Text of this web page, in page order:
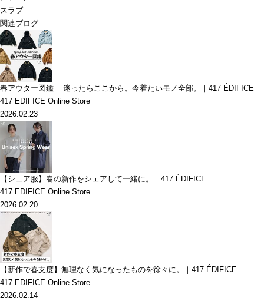
スラブ
関連ブログ
春アウター図鑑 − 迷ったらここから。今着たいモノ全部。｜417 ÉDIFICE
417 EDIFICE Online Store
2026.02.23
【シェア服】春の新作をシェアして一緒に。｜417 ÉDIFICE
417 EDIFICE Online Store
2026.02.20
【新作で春支度】無理なく気になったものを徐々に。｜417 ÉDIFICE
417 EDIFICE Online Store
2026.02.14